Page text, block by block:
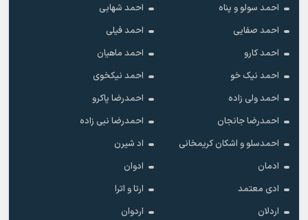
احمد سولو و پناه
احمد شهابی
احمد صفایی
احمد فیلی
احمد کارو
احمد ماهیان
احمد نیک خو
احمد نیکخوی
احمد ولی زاده
احمدرضا پاکرو
احمدرضا جانجان
احمدرضا نبی زاده
احمدسلو و اشکان کریمخانی
اد شیرن
ادمان
ادوان
ادی معتمد
ارتا و اترا
اردلان
اردوان